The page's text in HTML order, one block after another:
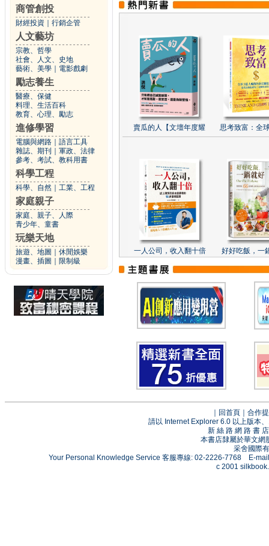
商管創投
財經投資 行銷企管
人文藝坊
宗教、哲學
社會、人文、史地
藝術、美學
電影戲劇
勵志養生
醫療、保健
料理、生活百科
教育、心理、勵志
進修學習
電腦與網路
語言工具
雜誌、期刊
軍政、法律
參考、考試、教科用書
科學工程
科學、自然 工業、工程
家庭親子
家庭、親子、人際
青少年、童書
玩樂天地
旅遊、地圖
休閒娛樂
漫畫、插圖
限制級
賣瓜的人【文壇年度耀 思考致富：全
一人公司，收入翻十倍 好好吃飯，一
回首頁
合作
請以 Internet Explorer 6.0 以上版本
新 絲 路 網 路 書
本書店隸屬於華文網
采舍國際
Your Personal Knowledge Service 客服專線: 02-2226-7768 E-
c 2001